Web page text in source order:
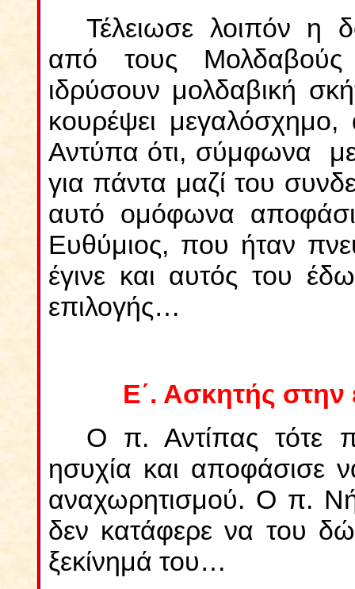
Τέλειωσε λοιπόν η
από τους Μολδαβούς
ιδρύσουν μολδαβική
κουρέψει
Αντύπα ότι, σύμφωνα με
για πάντα μαζί του
αυτό ομόφωνα
Ευθύμιος, που ήταν
έγινε και αυτός του
επιλογής…
Ε΄. Ασκητής
Ο π. Αντίπας τότε
ησυχία και αποφάσισε
αναχωρητισμού. Ο π.
δεν κατάφερε να του
ξεκίνημά του…